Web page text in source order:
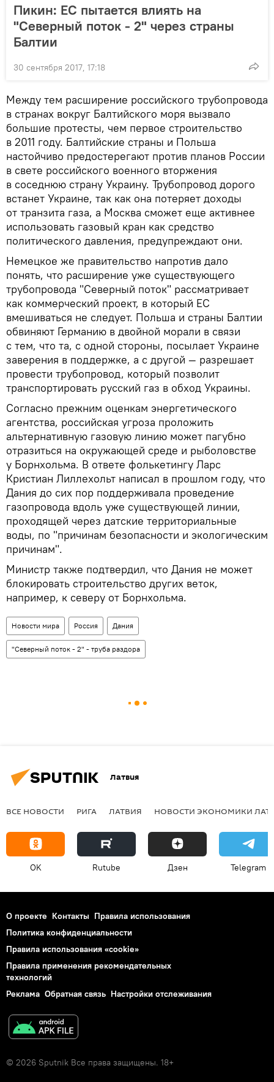
Пикин: ЕС пытается влиять на
"Северный поток - 2" через страны
Балтии
30 сентября 2017, 17:18
Между тем расширение российского трубопровода
в странах вокруг Балтийского моря вызвало
большие протесты, чем первое строительство
в 2011 году. Балтийские страны и Польша
настойчиво предостерегают против планов России
в свете российского военного вторжения
в соседнюю страну Украину. Трубопровод дорого
встанет Украине, так как она потеряет доходы
от транзита газа, а Москва сможет еще активнее
использовать газовый кран как средство
политического давления, предупреждают они.
Немецкое же правительство напротив дало
понять, что расширение уже существующего
трубопровода "Северный поток" рассматривает
как коммерческий проект, в который ЕС
вмешиваться не следует. Польша и страны Балтии
обвиняют Германию в двойной морали в связи
с тем, что та, с одной стороны, посылает Украине
заверения в поддержке, а с другой — разрешает
провести трубопровод, который позволит
транспортировать русский газ в обход Украины.
Согласно прежним оценкам энергетического
агентства, российская угроза проложить
альтернативную газовую линию может пагубно
отразиться на окружающей среде и рыболовстве
у Борнхольма. В ответе фолькетингу Ларс
Кристиан Лиллехольт написал в прошлом году, что
Дания до сих пор поддерживала проведение
газопровода вдоль уже существующей линии,
проходящей через датские территориальные
воды, по "причинам безопасности и экологическим
причинам".
Министр также подтвердил, что Дания не может
блокировать строительство других веток,
например, к северу от Борнхольма.
Новости мира Россия Дания
"Северный поток - 2" - труба раздора
Латвия
ВСЕ НОВОСТИ РИГА ЛАТВИЯ НОВОСТИ ЭКОНОМИКИ
OK Rutube Дзен Telegram
О проекте Контакты Правила использования
Политика конфиденциальности
Правила использования «cookie»
Правила применения рекомендательных
технологий
Реклама Обратная связь Настройки отслеживания
© 2026 Sputnik Все права защищены. 18+